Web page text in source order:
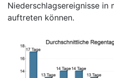
Niederschlagsereignisse in
auftreten können.